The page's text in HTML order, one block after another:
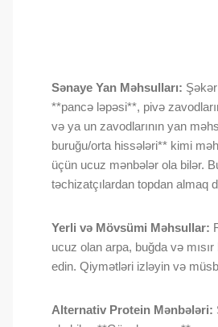
Sənaye Yan Məhsulları:
**pancə ləpəsi**, pivə
və ya un zavodlarının yan
buruğu/orta hissələri** kimi
üçün ucuz mənbələr ola bilər.
təchizatçılardan topdan almaq
Yerli və Mövsümi Məhsullar:
ucuz olan arpa, buğda və
edin. Qiymətləri izləyin və
Alternativ Protein Mənbələri: